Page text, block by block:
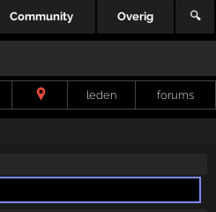
Community Overig 🔍
leden forums